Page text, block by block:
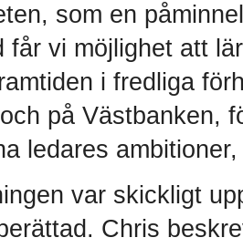
som en
får vi möjlighet att
i fredliga
på Västbanken,
ledares
var skickligt
Chris